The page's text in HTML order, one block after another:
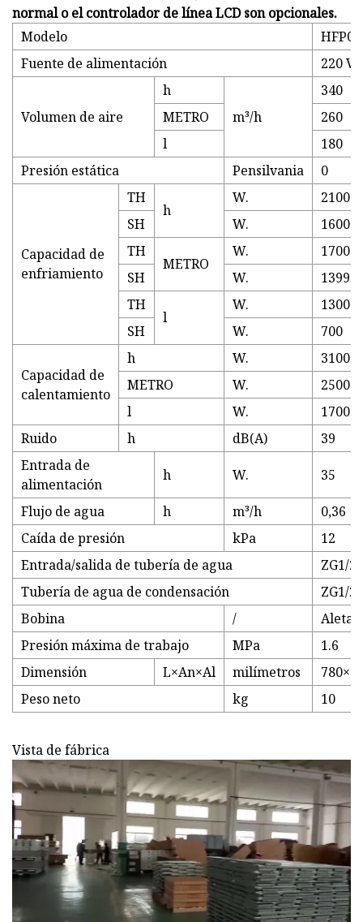
normal o el controlador de línea LCD son opcionales.
Modelo
HFP02
Fuente de alimentación
220
Volumen de aire
h
m³/h
340
METRO
260
l
180
Presión estática
Pensilvania 0
Capacidad de
enfriamiento
TH
h
W.
2100
SH
W.
1600
TH
METRO
W.
1700
SH
W.
1399
TH
l
W.
1300
SH
W. 700
Capacidad de
calentamiento
h W.
3100
METRO
W.
2500
l
W.
1700
Ruido
h dB(A)
39
Entrada de
alimentación
h W. 35
Flujo de agua h m³/h
0,36
Caída de presión
kPa
12
Entrada/salida de tubería de agua
ZG1/2''
Tubería de agua de condensación
ZG1/2''
Bobina
/
Aleta
Presión máxima de trabajo
MPa
1.6
Dimensión
L×An×Al milímetros
Peso neto
kg 10
Vista de fábrica